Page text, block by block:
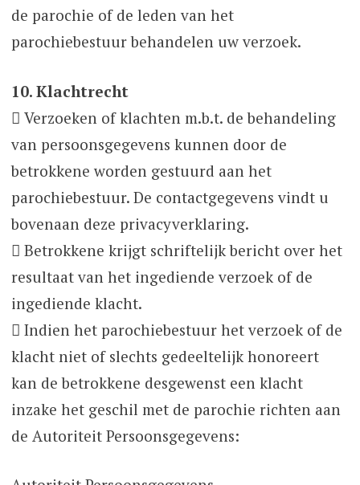
de parochie of de leden van het
parochiebestuur behandelen uw verzoek.
10. Klachtrecht
 Verzoeken of klachten m.b.t. de behandeling
van persoonsgegevens kunnen door de
betrokkene worden gestuurd aan het
parochiebestuur. De contactgegevens vindt u
bovenaan deze privacyverklaring.
 Betrokkene krijgt schriftelijk bericht over het
resultaat van het ingediende verzoek of de
ingediende klacht.
 Indien het parochiebestuur het verzoek of de
klacht niet of slechts gedeeltelijk honoreert
kan de betrokkene desgewenst een klacht
inzake het geschil met de parochie richten aan
de Autoriteit Persoonsgegevens: